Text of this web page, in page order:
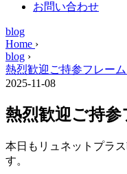
お問い合わせ
blog
Home ›
blog ›
熱烈歓迎ご持参フレーム
2025-11-08
熱烈歓迎ご持参
本日もリュネットプラ
す。